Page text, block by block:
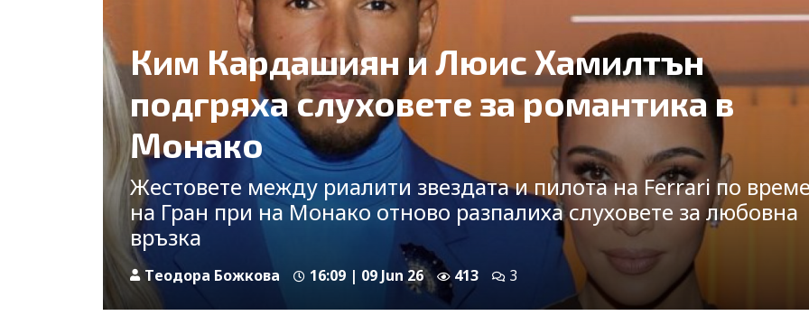
Ким Кардашиян и Люис Хамилтън
подгряха слуховете за романтика в
Монако
Жестовете между риалити звездата и пилота на Ferrari по
на Гран при на Монако отново разпалиха слуховете за любовна
връзка
Tеодора Божкова 16:09 | 09 Jun 26 413 3